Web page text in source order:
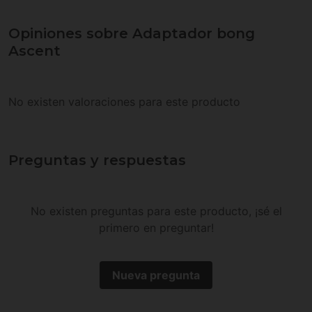
Opiniones sobre Adaptador bong
Ascent
No existen valoraciones para este producto
Preguntas y respuestas
No existen preguntas para este producto, ¡sé el
primero en preguntar!
Nueva pregunta